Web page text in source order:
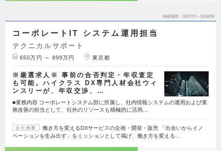
掲載期間 26/07/27～26/08/09
コーポレートIT システム運用担当
テクニカルサポート
650万円 ～ 899万円 東京都
※厳選求人※ 事前の合否判定・年収査定
も可能。ハイクラス DX専門人材会社ウィ
ンスリーが、年収交渉、…
■業務内容 コーポレートシステム部に所属し、社内情報システムの運用および業
務改善の担当として、社外のリソースも積極的に活用…
会社概要
働き方を変えるDXサービスの企画・開発・販売 「出会いからイノ
ベーションを生み出す」をミッションとして掲げ、働き方を変える…